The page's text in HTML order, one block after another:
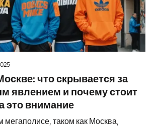
что скрывается за
явлением и почему стоит
это внимание
таком как Москва,